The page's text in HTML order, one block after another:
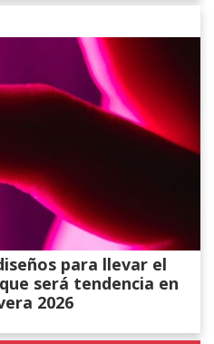
para llevar el
será tendencia en
2026